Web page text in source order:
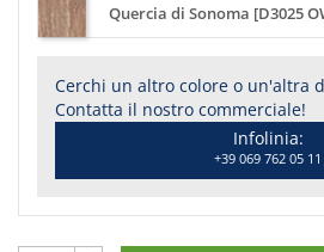
Quercia di Sonoma [D3025
Cerchi un altro colore o un'altra
Contatta il nostro commerciale!
Infolinia:
+39 069 762 05 11